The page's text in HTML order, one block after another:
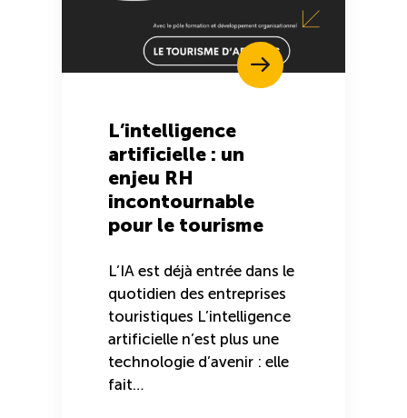
L’intelligence
artificielle : un
enjeu RH
incontournable
pour le tourisme
L’IA est déjà entrée dans le
quotidien des entreprises
touristiques L’intelligence
artificielle n’est plus une
technologie d’avenir : elle
fait…